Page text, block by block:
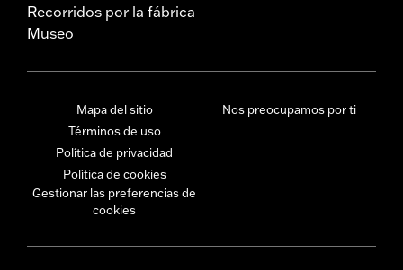
Recorridos por la fábrica
Museo
Mapa del sitio
Términos de uso
Política de privacidad
Política de cookies
Gestionar las preferencias de
cookies
Nos preocupamos por ti